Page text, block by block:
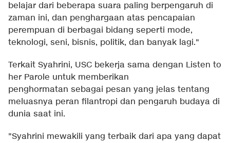
belajar dari beberapa suara paling berpengaruh di
zaman ini, dan penghargaan atas pencapaian
perempuan di berbagai bidang seperti mode,
teknologi, seni, bisnis, politik, dan banyak lagi."
Terkait Syahrini, USC bekerja sama dengan Listen to
her Parole untuk memberikan
penghormatan sebagai pesan yang jelas tentang
meluasnya peran filantropi dan pengaruh budaya di
dunia saat ini.
"Syahrini mewakili yang terbaik dari apa yang dapat